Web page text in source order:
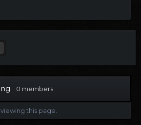
0 members
this page.